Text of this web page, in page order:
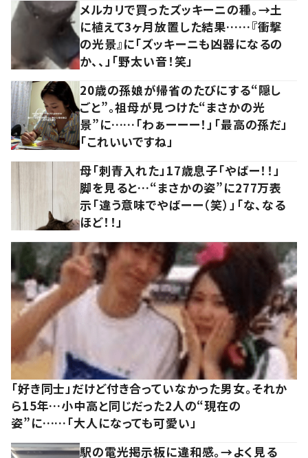
メルカリで買ったズッキーニの種。→土
に植えて3ヶ月放置した結果……『衝撃
の光景』に「ズッキーニも凶器になるの
か、、」「野太い音！笑」
20歳の孫娘が帰省のたびにする“隠し
ごと”。祖母が見つけた“まさかの光
景”に……「わぁーーー！」「最高の孫だ」
「これいいですね」
母「刺青入れた」17歳息子「やばー！！」
脚を見ると…“まさかの姿”に277万表
示「違う意味でやばーー（笑）」「な、なる
ほど！！」
「好き同士」だけど付き合っていなかった男女。それか
ら15年…小中高と同じだった2人の“現在の
姿”に……「大人になっても可愛い」
駅の電光掲示板に違和感。→よく見る